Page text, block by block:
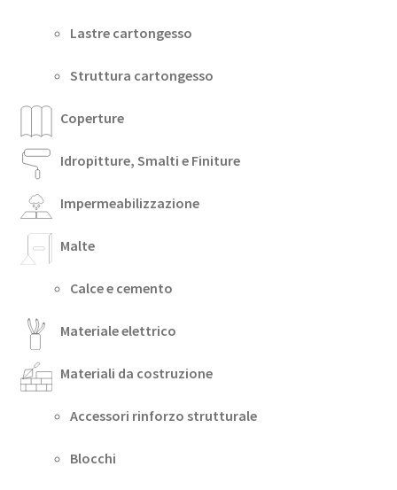
Lastre cartongesso
Struttura cartongesso
Coperture
Idropitture, Smalti e Finiture
Impermeabilizzazione
Malte
Calce e cemento
Materiale elettrico
Materiali da costruzione
Accessori rinforzo strutturale
Blocchi